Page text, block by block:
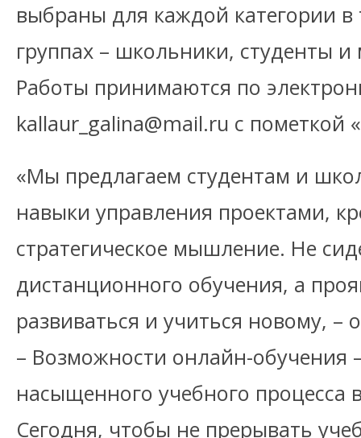
выбраны для каждой категории в
группах – школьники, студенты
Работы принимаются по
kallaur_galina@mail.ru с пометкой
«Мы предлагаем студентам и
навыки управления проектами,
стратегическое мышление. Не
дистанционного обучения, а
развиваться и учиться новому, –
– Возможности онлайн-обучения
насыщенного учебного процесса
Сегодня, чтобы не прерывать